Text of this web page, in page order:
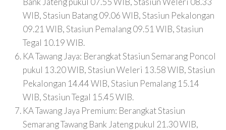
WIB, Stasiun Batang 09.06 WIB, Stasiun Pekalongan
09.21 WIB, Stasiun Pemalang 09.51 WIB, Stasiun
Tegal 10.19 WIB.
KA Tawang Jaya: Berangkat Stasiun Semarang Poncol
pukul 13.20 WIB, Stasiun Weleri 13.58 WIB, Stasiun
Pekalongan 14.44 WIB, Stasiun Pemalang 15.14
WIB, Stasiun Tegal 15.45 WIB.
KA Tawang Jaya Premium: Berangkat Stasiun
Semarang Tawang Bank Jateng pukul 21.30 WIB,